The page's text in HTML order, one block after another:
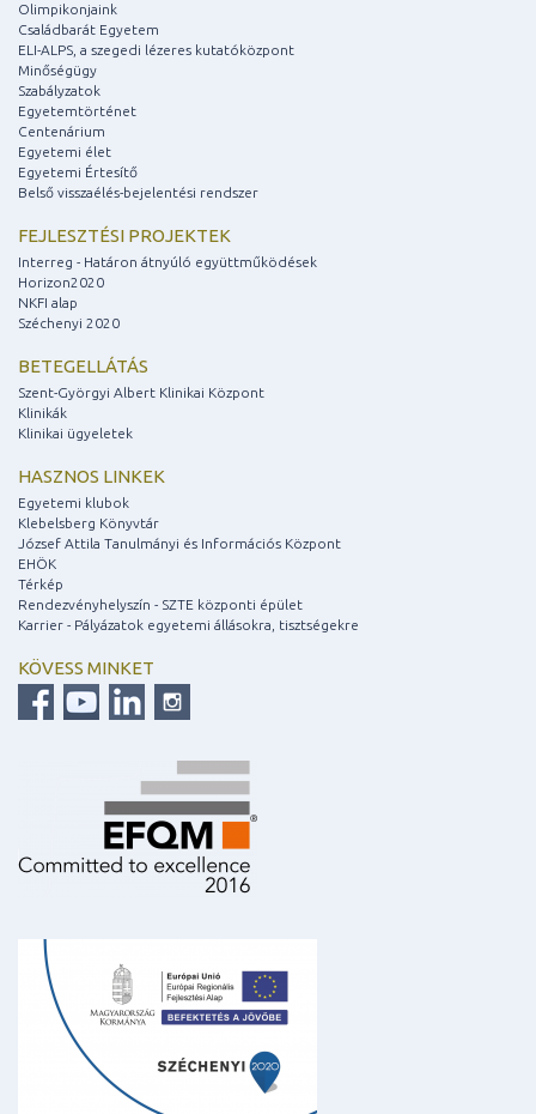
Olimpikonjaink
Családbarát Egyetem
ELI-ALPS, a szegedi lézeres kutatóközpont
Minőségügy
Szabályzatok
Egyetemtörténet
Centenárium
Egyetemi élet
Egyetemi Értesítő
Belső visszaélés-bejelentési rendszer
FEJLESZTÉSI PROJEKTEK
Interreg - Határon átnyúló együttműködések
Horizon2020
NKFI alap
Széchenyi 2020
BETEGELLÁTÁS
Szent-Györgyi Albert Klinikai Központ
Klinikák
Klinikai ügyeletek
HASZNOS LINKEK
Egyetemi klubok
Klebelsberg Könyvtár
József Attila Tanulmányi és Információs Központ
EHÖK
Térkép
Rendezvényhelyszín - SZTE központi épület
Karrier - Pályázatok egyetemi állásokra, tisztségekre
KÖVESS MINKET